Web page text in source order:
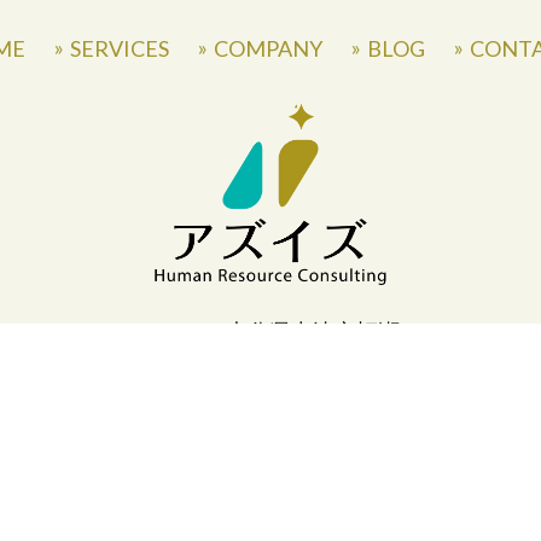
SERVICES COMPANY BLOG
〒871-0007 大分県中津市蛎瀬770